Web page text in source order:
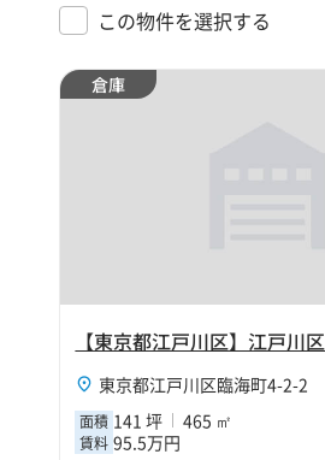
この物件を選択する
倉庫
東京都江戸川区臨海町4-2-2
面積 141 坪 465 ㎡
賃料 95.5万円